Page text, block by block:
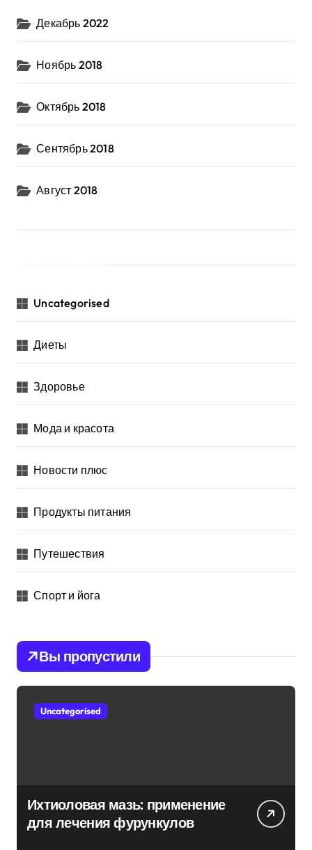
Декабрь 2022
Ноябрь 2018
Октябрь 2018
Сентябрь 2018
Август 2018
Uncategorised
Диеты
Здоровье
Мода и красота
Новости плюс
Продукты питания
Путешествия
Спорт и йога
Вы пропустили
Uncategorised
Ихтиоловая мазь: применение
для лечения фурункулов